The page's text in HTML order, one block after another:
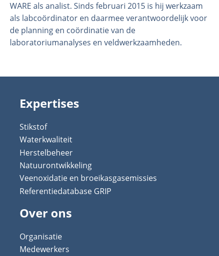
WARE als analist. Sinds februari 2015 is hij werkzaam
als labcoördinator en daarmee verantwoordelijk voor
de planning en coördinatie van de
laboratoriumanalyses en veldwerkzaamheden.
Expertises
Stikstof
Waterkwaliteit
Herstelbeheer
Natuurontwikkeling
Veenoxidatie en broeikasgasemissies
Referentiedatabase GRIP
Over ons
Organisatie
Medewerkers